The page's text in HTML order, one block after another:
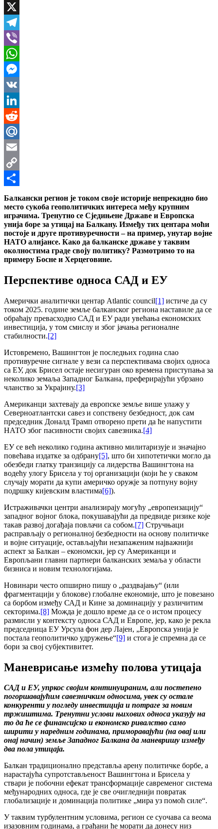
Facebook
X
Telegram
Viber
WhatsApp
Messenger
VK
LinkedIn
Reddit
Mail.Ru
Email
Copy
Link
Share
Балкански регион је током своје историје непрекидно био
место сукоба геополитичких интереса међу крупним
играчима. Тренутно се Сједињене Државе и Европска
унија боре за утицај на Балкану. Између тих центара моћи
постоје и друге противуречности – на пример, унутар војне
НАТО алијансе. Како да балканске државе у таквим
околностима граде своју политику? Размотримо то на
примеру Босне и Херцеговине.
Перспективе односа САД и ЕУ
Амерички аналитички центар Atlantic council[1] истиче да су
током 2025. године земље балканског региона наставиле да се
обраћају превасходно САД и ЕУ ради увећања економских
инвестиција, у том смислу и због јачања регионалне
стабилности.[2]
Истовремено, Вашингтон је последњих година слао
противуречне сигнале у вези са перспективама својих односа
са ЕУ, док Брисел остаје несигуран око времена приступања за
неколико земаља Западног Балкана, преферирајући убрзано
чланство за Украјину.[3]
Американци захтевају да европске земље више улажу у
Северноатлантски савез и сопствену безбедност, док сам
председник Доналд Трамп отворено прети да ће напустити
НАТО због пасивности својих савезника.[4]
ЕУ се већ неколико година активно милитаризује и значајно
повећава издатке за одбрану[5], што би хипотетички могло да
обезбеди глатку транзицију са лидерства Вашингтона на
водећу улогу Брисела у тој организацији (који ће у сваком
случају морати да купи америчко оружје за потпуну војну
подршку кијевским властима[6]).
Истраживачки центри анализирају могућу „европеизацију“
западног војног блока, покушавајући да предвиде ризике које
такав развој догађаја повлачи са собом.[7] Стручњаци
расправљају о регионалној безбедности на основу политичке
и војне ситуације, остављајући незапаженим најважнији
аспект за Балкан – економски, јер су Американци и
Европљани главни партнери балканских земаља у области
бизниса и новим технологијама.
Новинари често опширно пишу о „раздвајању“ (или
фрагментацији у блокове) глобалне економије, што је повезано
са борбом између САД и Кине за доминацију у различитим
секторима.[8] Можда је дошло време да се о истом процесу
размисли у контексту односа САД и Европе, јер, како је рекла
председница ЕУ Урсула фон дер Лајен, „Европска унија је
постала геополитичко удружење“[9] и стога је спремна да се
бори за свој субјективитет.
Маневрисање измећу полова утицаjа
САД и ЕУ, упркос својим континуираним, али постепено
погоршавајућим савезничким односима, увек су остале
конкуренти у погледу инвестиција и потраге за новим
тржиштима. Тренутни услови њихових односа указују на
то да ће се финансијско и економско ривалство само
ширити у наредним годинама, приморавајући (на овај или
онај начин) земље Западног Балкана да маневришу између
два пола утицаја.
Балкан традиционално представља арену политичке борбе, а
нарастајућа супротстављеност Вашингтона и Брисела у
ствари је побочни ефекат трансформације савременог система
међународних односа, где је све очигледнији повратак
глобализације и доминација политике „мира уз помоћ силе“.
У таквим турбулентним условима, регион се суочава са веома
изазовним годинама, а грађани ће морати да донесу низ